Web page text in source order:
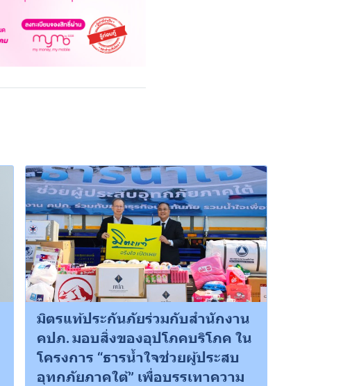
มิตรแท้ประกันภัยร่วมกับสำนักงาน
คปภ. มอบสิ่งของอุปโภคบริโภค ใน
โครงการ “ธารน้ำใจช่วยผู้ประสบ
อุทกภัยภาคใต้” เพื่อบรรเทาความ